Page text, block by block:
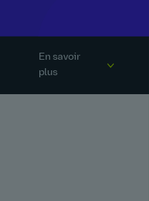
En savoir
plus